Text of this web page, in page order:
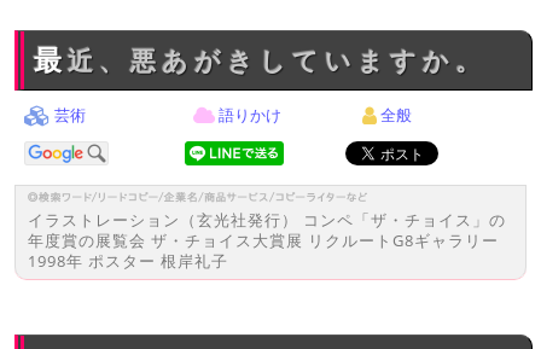
最近、悪あがきしていますか。
芸術 語りかけ 全般
イラストレーション（玄光社発行） コンペ「ザ・チョイス」の
年度賞の展覧会 ザ・チョイス大賞展 リクルートG8ギャラリー
1998年 ポスター 根岸礼子